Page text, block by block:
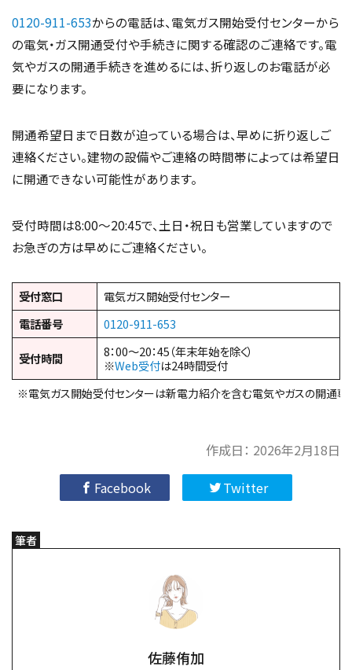
0120-911-653からの電話は、電気ガス開始受付センターから
の電気・ガス開通受付や手続きに関する確認のご連絡です。電
気やガスの開通手続きを進めるには、折り返しのお電話が必
要になります。
開通希望日まで日数が迫っている場合は、早めに折り返しご
連絡ください。建物の設備やご連絡の時間帯によっては希望日
に開通できない可能性があります。
受付時間は8:00〜20:45で、土日・祝日も営業していますので
お急ぎの方は早めにご連絡ください。
受付窓口
電気ガス開始受付センター
電話番号
0120-911-653
受付時間
8：00～20：45（年末年始を除く）
※Web受付は24時間受付
※電気ガス開始受付センターは新電力紹介を含む電気やガスの開通専
作成日： 2026年2月18日
Facebook
Twitter
筆者
佐藤侑加